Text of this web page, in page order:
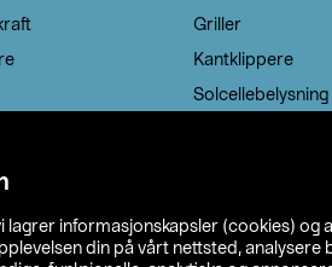
lagrer informasjonskapsler (cookies) og
din på vårt nettsted, analysere
Griller
Kantklippere
Solcellebelysning